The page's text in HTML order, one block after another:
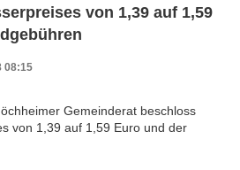
von 1,39 auf 1,59
08:15